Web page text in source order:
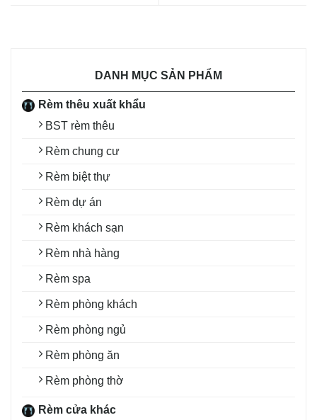
DANH MỤC SẢN PHẨM
Rèm thêu xuất khẩu
BST rèm thêu
Rèm chung cư
Rèm biệt thự
Rèm dự án
Rèm khách sạn
Rèm nhà hàng
Rèm spa
Rèm phòng khách
Rèm phòng ngủ
Rèm phòng ăn
Rèm phòng thờ
Rèm cửa khác